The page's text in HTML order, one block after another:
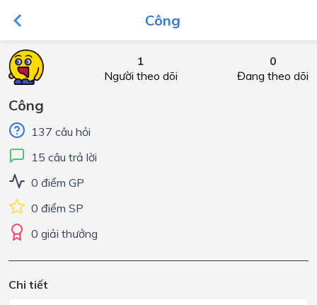
Công
1
Người theo dõi
0
Đang theo dõi
Công
137 câu hỏi
15 câu trả lời
0 điểm GP
0 điểm SP
0 giải thưởng
Chi tiết